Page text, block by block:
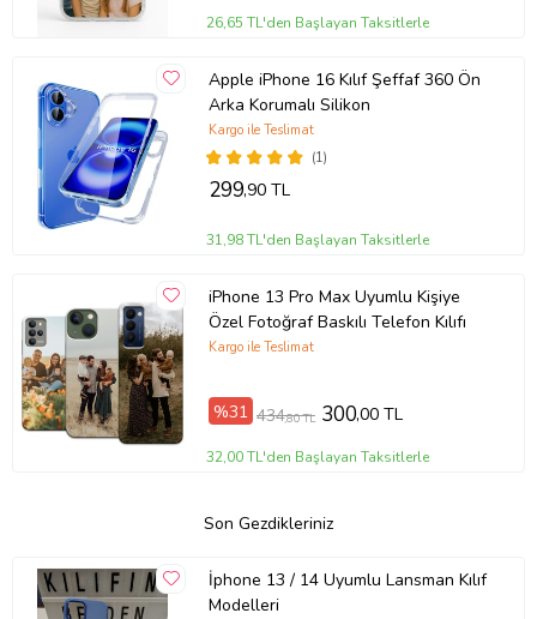
26,65 TL'den Başlayan Taksitlerle
Apple iPhone 16 Kılıf Şeffaf 360 Ön
Arka Korumalı Silikon
(1)
Kargo ile Teslimat
299,90 TL
31,98 TL'den Başlayan Taksitlerle
iPhone 13 Pro Max Uyumlu Kişiye
Özel Fotoğraf Baskılı Telefon Kılıfı
Kargo ile Teslimat
%31 434,80 TL 300,00 TL
32,00 TL'den Başlayan Taksitlerle
Son Gezdikleriniz
İphone 13 / 14 Uyumlu Lansman Kılıf
Modelleri